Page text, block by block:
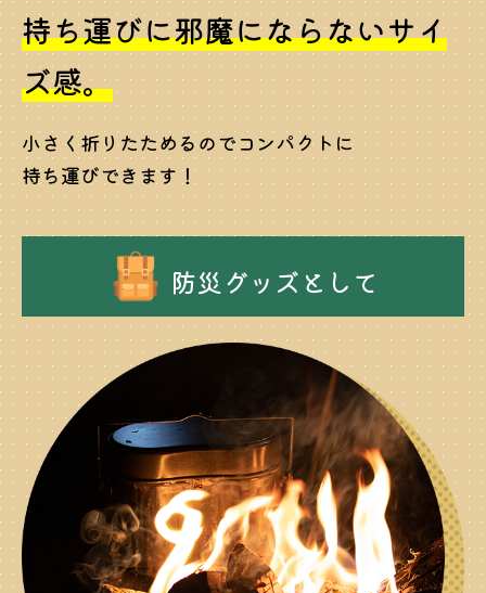
持ち運びに邪魔にならないサイ
ズ感。
小さく折りたためるのでコンパクトに
持ち運びできます！
防災グッズとして